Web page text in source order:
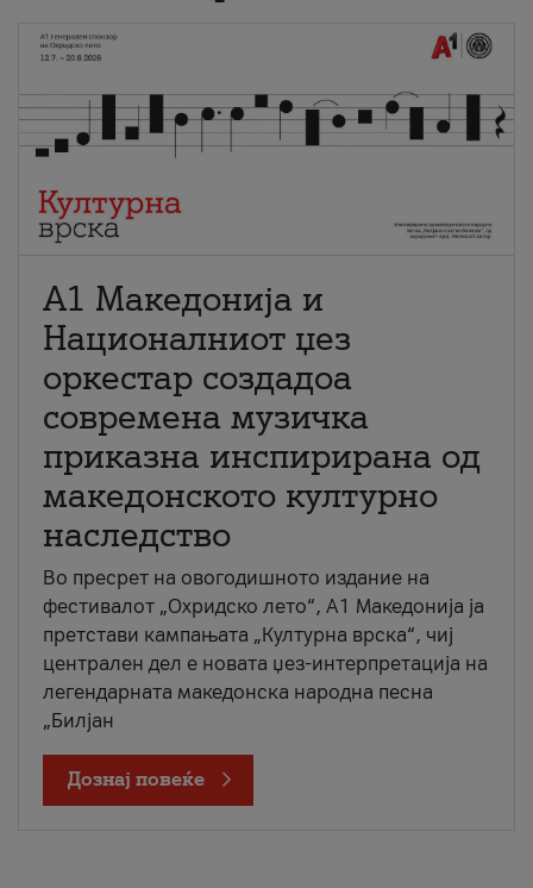
А1 Македонија и
Националниот џез
оркестар создадоа
современа музичка
приказна инспирирана од
македонското културно
наследство
Во пресрет на овогодишното издание на
фестивалот „Охридско лето“, А1 Македонија ја
претстави кампањата „Културна врска“, чиј
централен дел е новата џез-интерпретација на
легендарната македонска народна песна
„Билјан
Дознај повеќе